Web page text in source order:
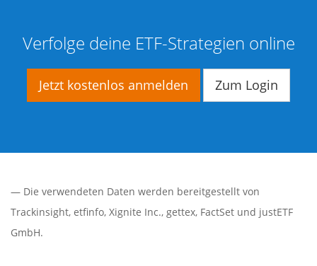
Verfolge deine ETF-Strategien online
Jetzt kostenlos anmelden Zum Login
— Die verwendeten Daten werden bereitgestellt von
Trackinsight, etfinfo, Xignite Inc., gettex, FactSet und justETF
GmbH.